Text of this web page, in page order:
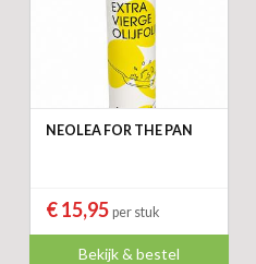
NEOLEA FOR THE PAN
€ 15,95 per stuk
Bekijk & bestel